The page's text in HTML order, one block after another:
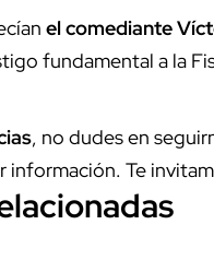
el comediante
fundamental a la
, no dudes en
información. Te